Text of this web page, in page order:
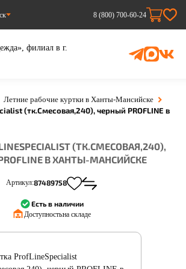
8 (800) 700-60-24
Летние рабочие куртки в Ханты-Мансийске
(тк.Смесовая,240), черный PROFLINE в
(ТК.СМЕСОВАЯ,240),
В ХАНТЫ-МАНСИЙСКЕ
Артикул:87489758
Есть в наличии
Доступность:на складе